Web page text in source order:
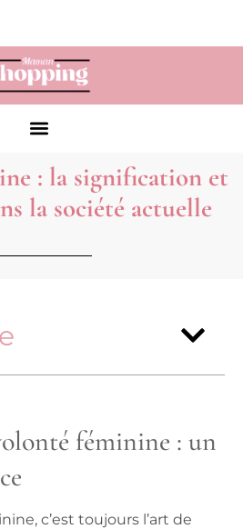
: la signification et
la société actuelle
féminine : un
c’est toujours l’art de